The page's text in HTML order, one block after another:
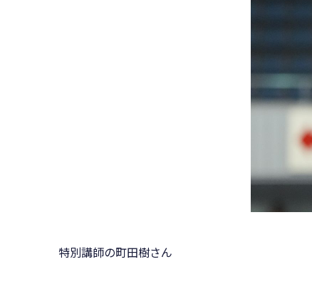
特別講師の町田樹さん